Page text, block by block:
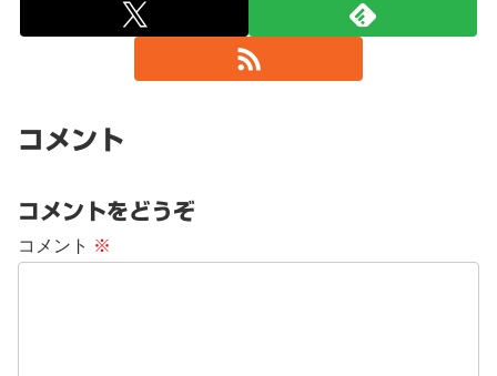
コメント
コメントをどうぞ
コメント ※